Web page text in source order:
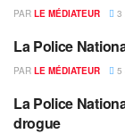
PAR LE MÉDIATEUR 3
POLICE
La Police
PAR LE MÉDIATEUR 5
POLICE
La Police
drogue